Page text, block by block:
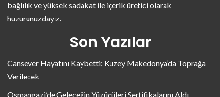
bağlılık ve yüksek sadakat ile içerik üretici olarak
huzurunuzdayız.
Son Yazılar
Cansever Hayatını Kaybetti: Kuzey Makedonya’da Toprağa
Verilecek
Osmangazi’de Geleceğin Yüzücüleri Sertifikalarını Aldı